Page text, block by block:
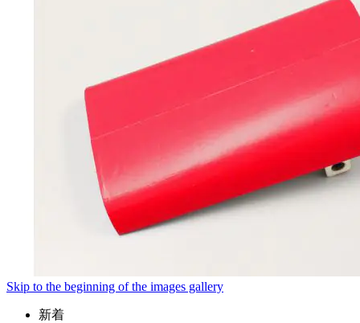
Skip to the beginning of the images gallery
新着